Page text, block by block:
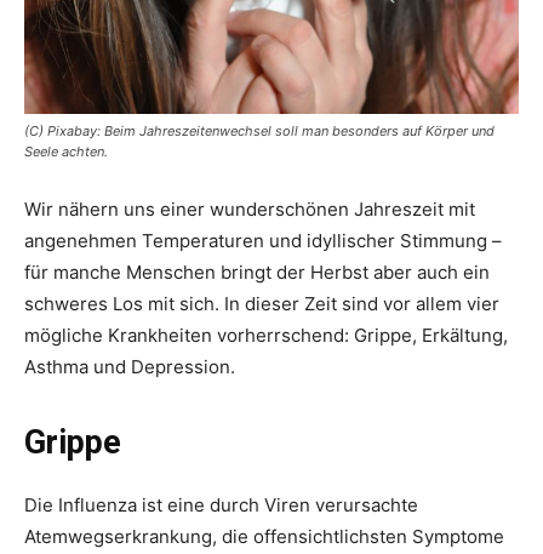
(C) Pixabay: Beim Jahreszeitenwechsel soll man besonders auf Körper und
Seele achten.
Wir nähern uns einer wunderschönen Jahreszeit mit
ange­nehmen Temperaturen und idyllischer Stimmung –
für manche Menschen bringt der Herbst aber auch ein
schweres Los mit sich. In dieser Zeit sind vor allem vier
mögliche Krankheiten vorherrschend: Grippe, Erkältung,
Asthma und Depression.
Grippe
Die Influenza ist eine durch Viren verursachte
Atemwegserkrankung, die offensichtlichsten Symptome